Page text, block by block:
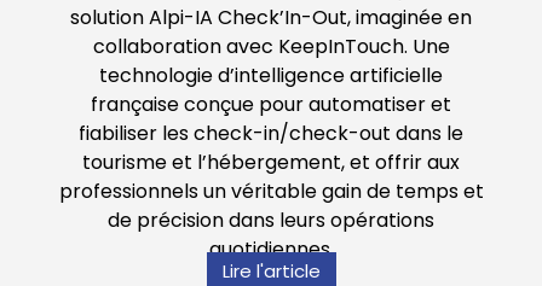
solution Alpi-IA Check’In-Out, imaginée en
collaboration avec KeepInTouch. Une
technologie d’intelligence artificielle
française conçue pour automatiser et
fiabiliser les check-in/check-out dans le
tourisme et l’hébergement, et offrir aux
professionnels un véritable gain de temps et
de précision dans leurs opérations
quotidiennes.
Lire l'article